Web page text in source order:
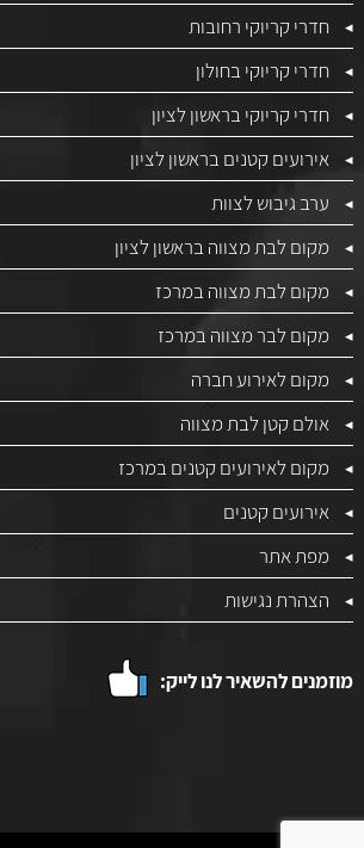
חדרי קריוקי רחובות
חדרי קריוקי בחולון
חדרי קריוקי בראשון לציון
אירועים קטנים בראשון לציון
ערב גיבוש לצוות
מקום לבת מצווה בראשון לציון
מקום לבת מצווה במרכז
מקום לבר מצווה במרכז
מקום לאירוע חברה
אולם קטן לבת מצווה
מקום לאירועים קטנים במרכז
אירועים קטנים
מפת אתר
הצהרת נגישות
מוזמנים להשאיר לנו לייק: